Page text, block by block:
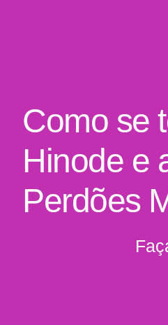
Como se
Hinode e
Perdões